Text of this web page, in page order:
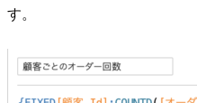
す。